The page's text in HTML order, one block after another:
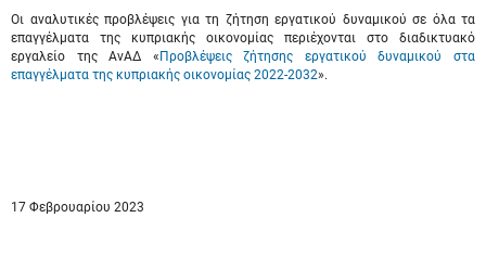
Οι αναλυτικές προβλέψεις για τη ζήτηση εργατικού δυναμικού σε όλα τα
επαγγέλματα της κυπριακής οικονομίας περιέχονται στο διαδικτυακό
εργαλείο της ΑνΑΔ « Προβλέψεις ζήτησης εργατικού δυναμικού στα
επαγγέλματα της κυπριακής οικονομίας 2022-2032».
17 Φεβρουαρίου 2023